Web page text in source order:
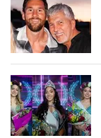
EN VIVO